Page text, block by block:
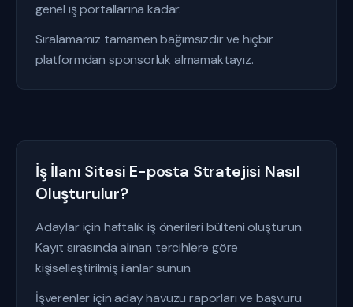
genel iş portallarına kadar.
Sıralamamız tamamen bağımsızdır ve hiçbir
platformdan sponsorluk almamaktayız.
İş İlanı Sitesi E-posta Stratejisi Nasıl
Oluşturulur?
Adaylar için haftalık iş önerileri bülteni oluşturun.
Kayıt sırasında alınan tercihlere göre
kişiselleştirilmiş ilanlar sunun.
İşverenler için aday havuzu raporları ve başvuru